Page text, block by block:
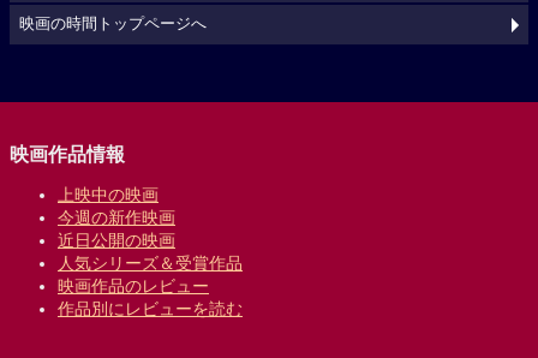
映画の時間トップページへ
映画作品情報
上映中の映画
今週の新作映画
近日公開の映画
人気シリーズ＆受賞作品
映画作品のレビュー
作品別にレビューを読む